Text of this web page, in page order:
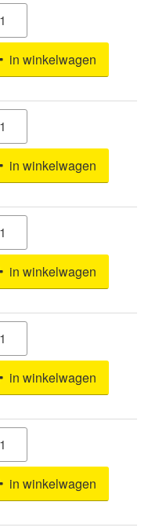
in winkelwagen
in winkelwagen
in winkelwagen
in winkelwagen
in winkelwagen